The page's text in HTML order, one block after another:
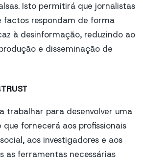
Isto permitirá que jornalistas
factos respondam de forma
à desinformação, reduzindo ao
e disseminação de
trabalhar para desenvolver uma
fornecerá aos profissionais
aos investigadores e aos
as ferramentas necessárias